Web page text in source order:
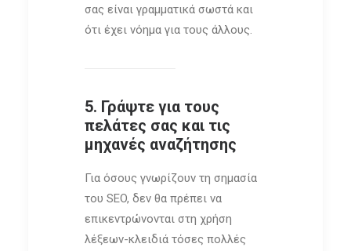
σας είναι γραμματικά σωστά και
ότι έχει νόημα για τους άλλους.
5. Γράψτε για τους
πελάτες σας και τις
μηχανές αναζήτησης
Για όσους γνωρίζουν τη σημασία
του SEO, δεν θα πρέπει να
επικεντρώνονται στη χρήση
λέξεων-κλειδιά τόσες πολλές